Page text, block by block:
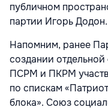
публичном
партии Игорь Додон.
Напомним, ранее
создании
ПСРМ и ПКРМ
по спискам
блока». Союз